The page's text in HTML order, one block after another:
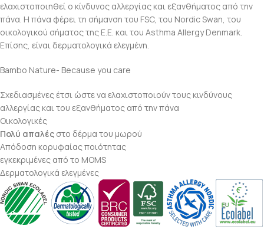
ελαχιστοποιηθεί ο κίνδυνος αλλεργίας και εξανθήματος από την
πάνα. Η πάνα φέρει τη σήμανση του FSC, του Nordic Swan, του
οικολογικού σήματος της Ε.Ε. και του Asthma Allergy Denmark.
Επίσης, είναι δερματολογικά ελεγμένη.
Bambo Nature- Because you care
Σχεδιασμένες έτσι ώστε να ελαχιστοποιούν τους κινδύνους
αλλεργίας και του εξανθήματος από την πάνα
Οικολογικές
Πολύ απαλές στο δέρμα του μωρού
Απόδοση κορυφαίας ποιότητας
εγκεκριμένες από το MOMS
Δερματολογικά ελεγμένες